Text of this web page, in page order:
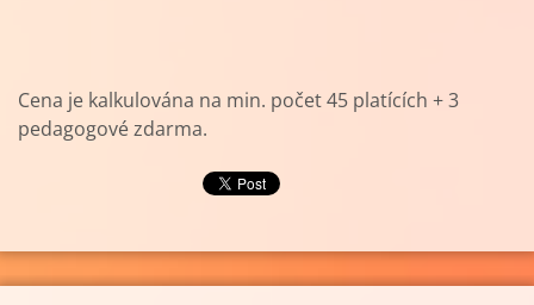
Cena je kalkulována na min. počet 45 platících + 3
pedagogové zdarma.